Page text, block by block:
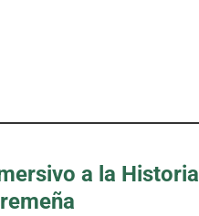
a la Historia